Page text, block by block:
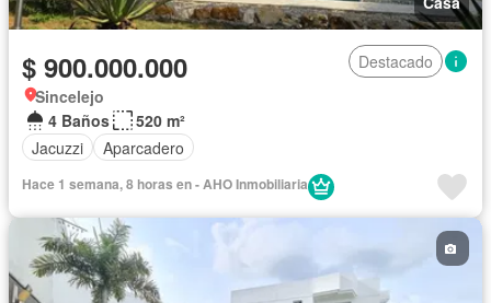
$ 900.000.000
Destacado
Sincelejo
4 Baños
520 m²
Jacuzzi
Aparcadero
Hace 1 semana, 8 horas en - AHO Inmobiliaria